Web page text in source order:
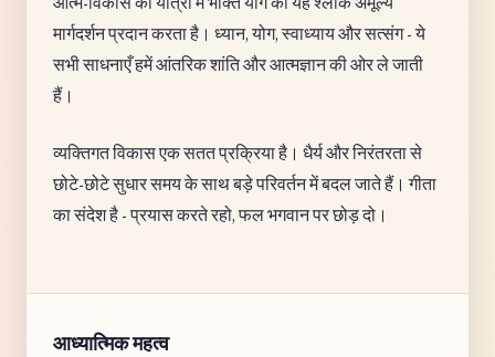
मार्गदर्शन प्रदान करता है। ध्यान, योग, स्वाध्याय और सत्संग - ये
सभी साधनाएँ हमें आंतरिक शांति और आत्मज्ञान की ओर ले जाती
हैं।
व्यक्तिगत विकास एक सतत प्रक्रिया है। धैर्य और निरंतरता से
छोटे-छोटे सुधार समय के साथ बड़े परिवर्तन में बदल जाते हैं। गीता
का संदेश है - प्रयास करते रहो, फल भगवान पर छोड़ दो।
आध्यात्मिक महत्व